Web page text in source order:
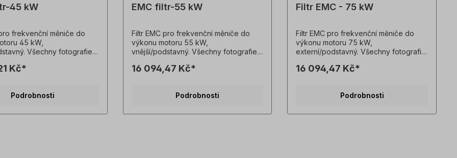
45 kW
frekvenční měniče do
45 kW,
Všechny fotografie
změny vyhrazeny.
Kč*
Podrobnosti
EMC filtr-55 kW
Filtr EMC pro frekvenční měniče do
výkonu motoru 55 kW,
vnější/podstavný. Všechny fotografie
Technické změny vyhrazeny.
16 094,47 Kč*
Podrobnosti
Filtr EMC - 75 kW
Filtr EMC pro frekvenční měniče do
výkonu motoru 75 kW,
externí/podstavný. Všechny fotografie
Technické změny vyhrazeny.
16 094,47 Kč*
Podrobnosti